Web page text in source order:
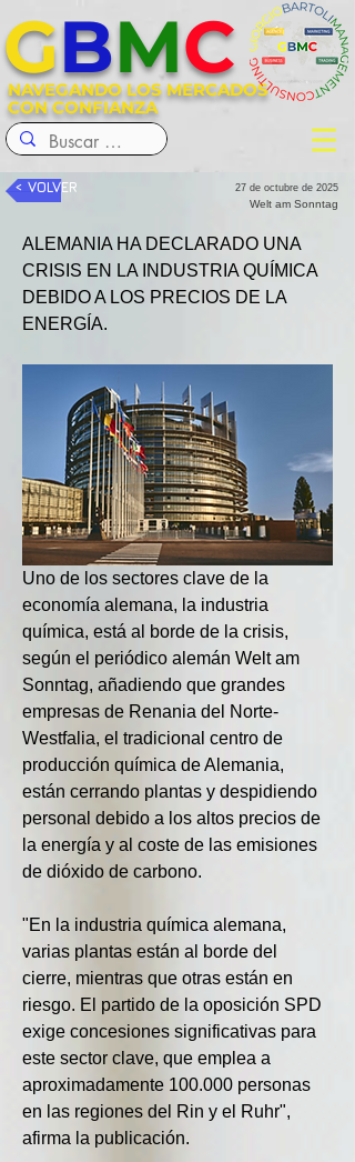
NAVEGANDO LOS MERCADOS
CON CONFIANZA
GBMC
< VOLVER 27 de octubre de 2025
Welt am Sonntag
ALEMANIA HA DECLARADO UNA
CRISIS EN LA INDUSTRIA QUÍMICA
DEBIDO A LOS PRECIOS DE LA
ENERGÍA.
Uno de los sectores clave de la
economía alemana, la industria
química, está al borde de la crisis,
según el periódico alemán Welt am
Sonntag, añadiendo que grandes
empresas de Renania del Norte-
Westfalia, el tradicional centro de
producción química de Alemania,
están cerrando plantas y despidiendo
personal debido a los altos precios de
la energía y al coste de las emisiones
de dióxido de carbono.
"En la industria química alemana,
varias plantas están al borde del
cierre, mientras que otras están en
riesgo. El partido de la oposición SPD
exige concesiones significativas para
este sector clave, que emplea a
aproximadamente 100.000 personas
en las regiones del Rin y el Ruhr",
afirma la publicación.